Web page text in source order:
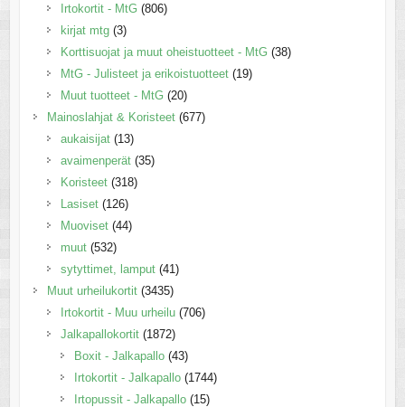
Irtokortit - MtG (806)
kirjat mtg (3)
Korttisuojat ja muut oheistuotteet - MtG (38)
MtG - Julisteet ja erikoistuotteet (19)
Muut tuotteet - MtG (20)
Mainoslahjat & Koristeet (677)
aukaisijat (13)
avaimenperät (35)
Koristeet (318)
Lasiset (126)
Muoviset (44)
muut (532)
sytyttimet, lamput (41)
Muut urheilukortit (3435)
Irtokortit - Muu urheilu (706)
Jalkapallokortit (1872)
Boxit - Jalkapallo (43)
Irtokortit - Jalkapallo (1744)
Irtopussit - Jalkapallo (15)